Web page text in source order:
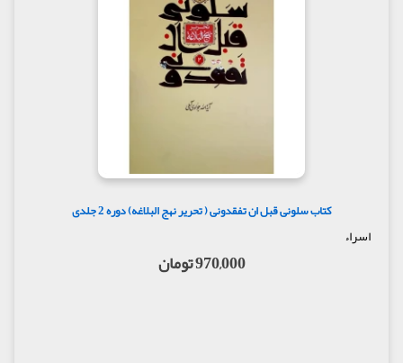
کتاب سلونی قبل ان تفقدونی ( تحریر نهج البلاغه) دوره 2 جلدی
اسراء
970,000 تومان